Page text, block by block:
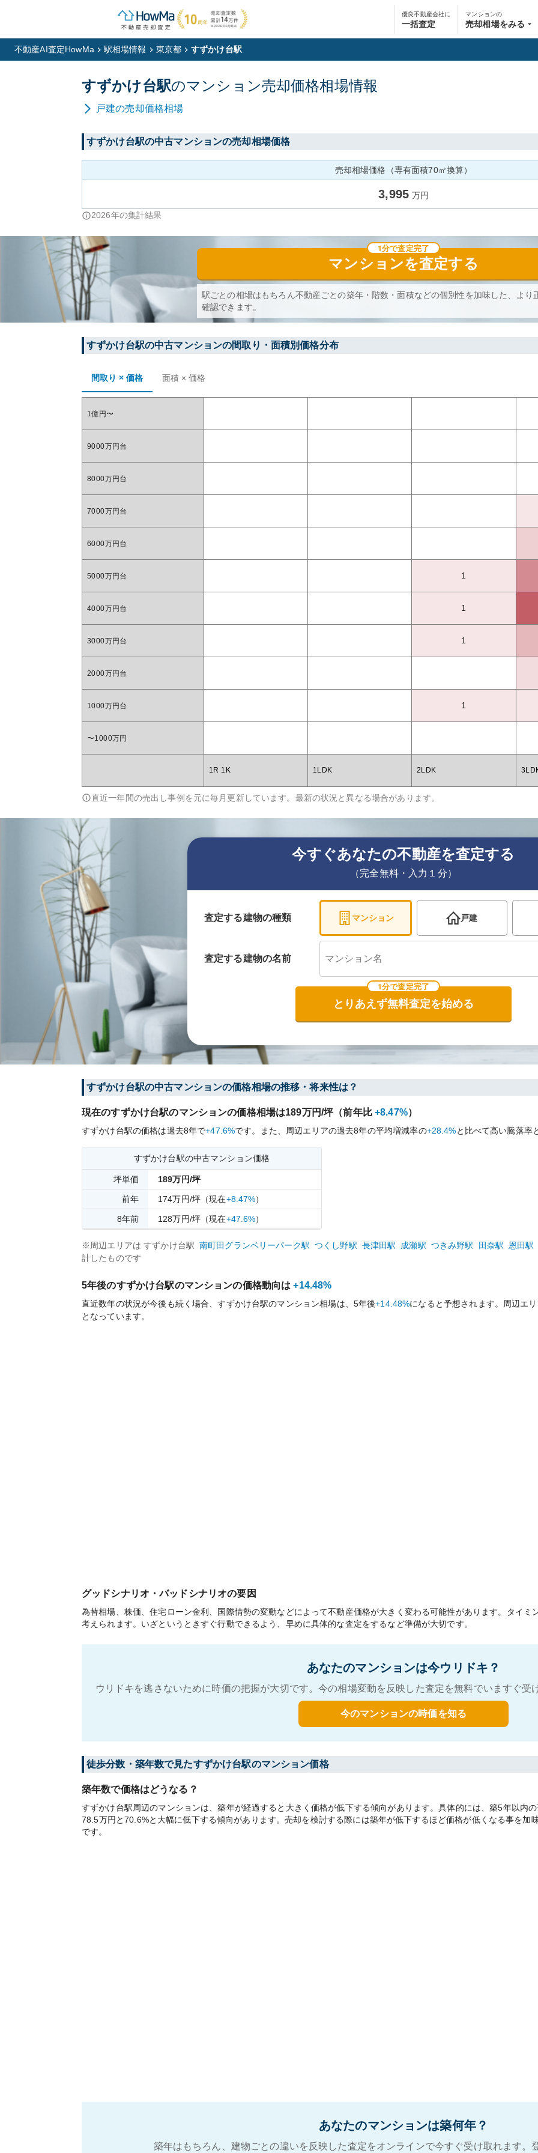
優良不動産会社に
一括査定
マンションの
売却相場をみる
不動産AI査定HowMa 駅相場情報 東京都 すずかけ台駅
すずかけ台駅のマンション売却価格相場情報
戸建の売却価格相場
すずかけ台駅の中古マンションの売却相場価格
売却相場価格（専有面積70㎡換算）
3,995 万円
2026年の集計結果
マンションを査定する
1分で査定完了
駅ごとの相場はもちろん不動産ごとの築年・階数・面積などの個別性を加味した、より
確認できます。
すずかけ台駅の中古マンションの間取り・面積別価格分布
間取り × 価格 面積 × 価格
1億円〜
9000万円台
8000万円台
7000万円台
6000万円台
5000万円台 1
4000万円台 1
3000万円台 1
2000万円台
1000万円台 1
〜1000万円
1R 1K 1LDK 2LDK
直近一年間の売出し事例を元に毎月更新しています。最新の状況と異なる場合があります。
今すぐあなたの不動産を査定する
（完全無料・入力１分）
査定する建物の種類 マンション 戸建
査定する建物の名前
1分で査定完了
とりあえず無料査定を始める
すずかけ台駅の中古マンションの価格相場の推移・将来性は？
現在のすずかけ台駅のマンションの価格相場は189万円/坪（前年比 +8.47%）
すずかけ台駅の価格は過去8年で+47.6%です。 また、周辺エリアの過去8年の平均増減率の+28.4%と比べて高い騰落率
すずかけ台駅の中古マンション価格
坪単価 189万円/坪
前年 174万円/坪 （現在+8.47%）
8年前 128万円/坪 （現在+47.6%）
※周辺エリアは すずかけ台駅 南町田グランベリーパーク駅 つくし野駅 長津田駅 成瀬駅 つきみ野駅 田奈駅 恩田駅
計したものです
5年後のすずかけ台駅のマンションの価格動向は +14.48%
直近数年の状況が今後も続く場合、すずかけ台駅のマンション相場は、5年後+14.48%になると予想されます。周辺エ
となっています。
グッドシナリオ・バッドシナリオの要因
為替相場、株価、住宅ローン金利、国際情勢の変動などによって不動産価格が大きく変わる可能性があります。タイミ
考えられます。いざというときすぐ行動できるよう、早めに具体的な査定をするなど準備が大切です。
あなたのマンションは今ウリドキ？
ウリドキを逃さないために時価の把握が大切です。今の相場変動を反映した査定を無料でいますぐ
今のマンションの時価を知る
徒歩分数・築年数で見たすずかけ台駅のマンション価格
築年数で価格はどうなる？
すずかけ台駅周辺のマンションは、築年が経過すると大きく価格が低下する傾向があります。具体的には、築5年以内
78.5万円と70.6%と大幅に低下する傾向があります。売却を検討する際には築年が低下するほど価格が低くなる事を加
です。
あなたのマンションは築何年？
築年はもちろん、建物ごとの違いを反映した査定をオンラインで今すぐ受け取れます。